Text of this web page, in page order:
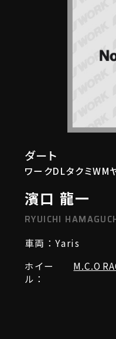
ダート
ワークDLタクミWM
濱口 龍一
RYUICHI
車両：Yaris
ホイー
ル：
M.C.O